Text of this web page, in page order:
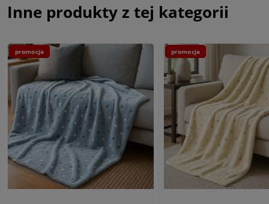
Inne produkty z tej kategorii
promocja promocja